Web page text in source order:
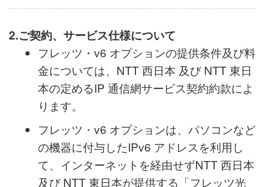
お客様が、代行申込に先んじて116 等の窓
口にてフレッツ・v6 オプションを申込みい
ただき、申込み手続きが完了している場合
においては、代行申込はご利用いただけま
せん。
2.ご契約、サービス仕様について
フレッツ・v6 オプションの提供条件及び料
金については、NTT 西日本 及び NTT 東日
本の定めるIP 通信網サービス契約約款によ